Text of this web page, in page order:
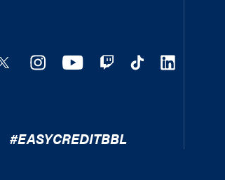
#EASYCREDITBBL